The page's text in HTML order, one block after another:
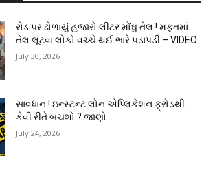
રોડ પર ઢોળાયું હજારો લીટર મોંઘુ તેલ ! મફતમાં
તેલ લૂંટવા લોકો વચ્ચે થઈ ભારે પડાપડી – VIDEO
July 30, 2026
સાવધાન ! ઇન્સ્ટન્ટ લોન એપ્લિકેશન ફ્રોડથી
કેવી રીતે બચશો ? જાણો…
July 24, 2026